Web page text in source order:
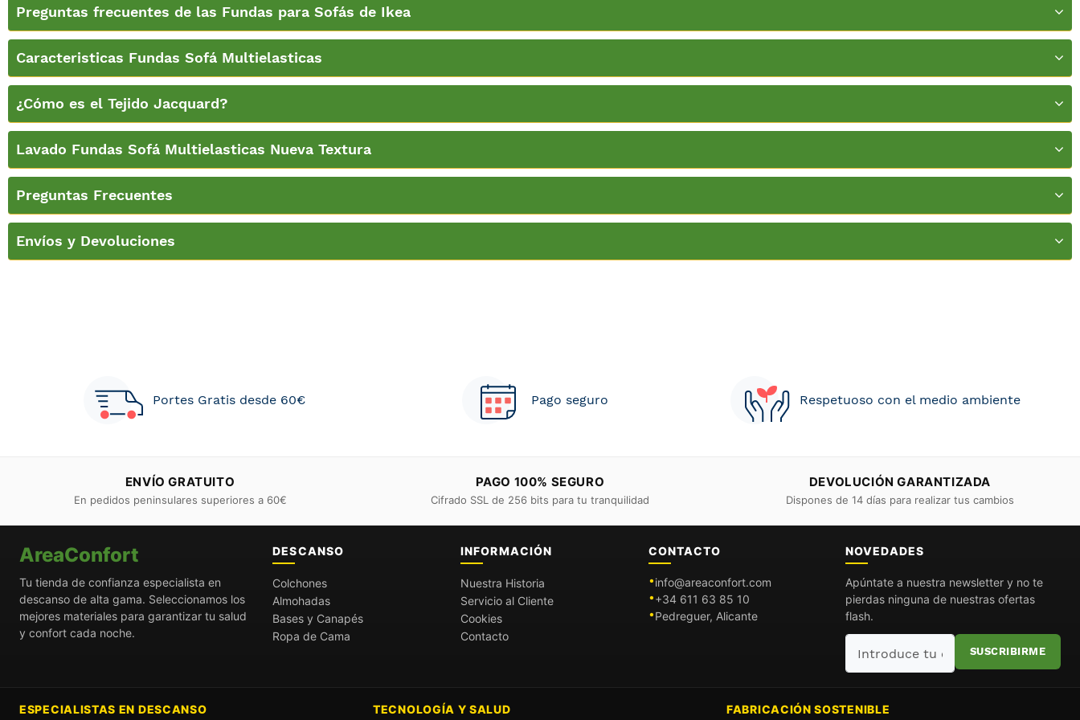
Preguntas frecuentes de las Fundas para Sofás de Ikea
Caracteristicas Fundas Sofá Multielasticas
¿Cómo es el Tejido Jacquard?
Lavado Fundas Sofá Multielasticas Nueva Textura
Preguntas Frecuentes
Envíos y Devoluciones
Portes Gratis desde 60€ Pago seguro Respetuoso con el medio ambiente
ENVÍO GRATUITO
En pedidos peninsulares superiores a 60€
PAGO 100% SEGURO
Cifrado SSL de 256 bits para tu tranquilidad
DEVOLUCIÓN GARANTIZADA
Dispones de 14 días para realizar tus cambios
AreaConfort
Tu tienda de confianza especialista en
descanso de alta gama. Seleccionamos los
mejores materiales para garantizar tu salud
y confort cada noche.
DESCANSO
Colchones
Almohadas
Bases y Canapés
Ropa de Cama
INFORMACIÓN
Nuestra Historia
Servicio al Cliente
Cookies
Contacto
CONTACTO
info@areaconfort.com
+34 611 63 85 10
Pedreguer, Alicante
NOVEDADES
Apúntate a nuestra newsletter y no te
pierdas ninguna de nuestras ofertas
flash.
Introduce
email
SUSCRIBIRME
ESPECIALISTAS EN DESCANSO TECNOLOGÍA Y SALUD FABRICACIÓN SOSTENIBLE